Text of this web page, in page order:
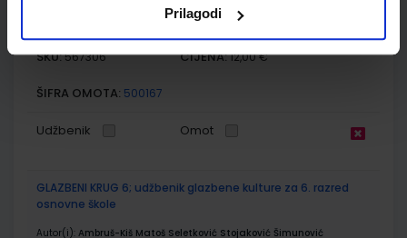
Prilagodi
Registarski broj ministarstva:
SKU:567306 CIJENA:12,00 €
ŠIFRA OMOTA: 500167
Udžbenik Omot
GLAZBENI KRUG 6; udžbenik glazbene kulture za 6. razred
osnovne škole
Autor(i): Ambruš-Kiš Matoš Seletković Stojaković Šimunović